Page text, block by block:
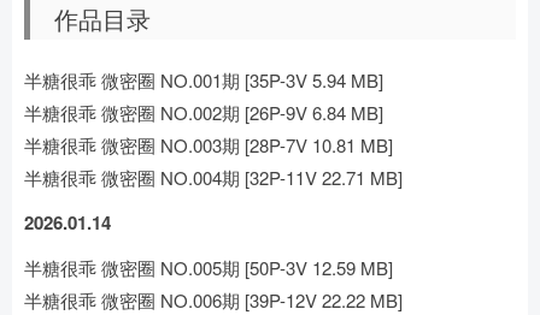
作品目录
半糖很乖 微密圈 NO.001期 [35P-3V 5.94 MB]
半糖很乖 微密圈 NO.002期 [26P-9V 6.84 MB]
半糖很乖 微密圈 NO.003期 [28P-7V 10.81 MB]
半糖很乖 微密圈 NO.004期 [32P-11V 22.71 MB]
2026.01.14
半糖很乖 微密圈 NO.005期 [50P-3V 12.59 MB]
半糖很乖 微密圈 NO.006期 [39P-12V 22.22 MB]